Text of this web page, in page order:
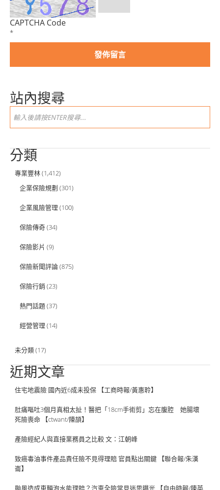
CAPTCHA Code
*
站內搜尋
分類
專業豐林(1,412)
企業保險規劃 (301)
企業風險管理 (100)
保險傳奇(34)
保險影片 (9)
保險新聞評論(875)
保險行銷 (23)
熱門話題(37)
經營管理 (14)
未分類(17)
近期文章
住宅地震險 國內近6成未投保 【工商時報/黃惠聆】
肚痛嘔吐3個月真相太扯！醫把「18cm手術剪」忘在腹腔 她腸壞
死險喪命 【ctwant/陳頡】
產險經紀人與直接業務員之比較 文：江朝峰
致癌毒油事件產品責任險不見得理賠 官員點出關鍵 【聯合報/朱漢
崙】
颱風造成車輛泡水能理賠？汽車全險常見迷思曝光 【自由時報/陳英